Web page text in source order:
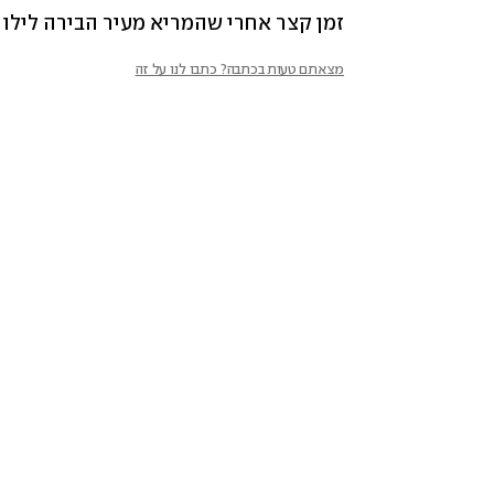
זמן קצר אחרי שהמריא מעיר הבירה
מצאתם טעות בכתבה? כתבו לנו על זה